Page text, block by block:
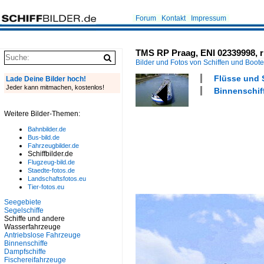
Forum Kontakt Impressum
TMS RP Praag, ENI
Bilder und Fotos von Schiffen und
Flüsse und
Lade Deine Bilder hoch!
Jeder kann mitmachen, kostenlos!
Weitere Bilder-Themen:
Bahnbilder.de
Bus-bild.de
Fahrzeugbilder.de
Schiffbilder.de
Flugzeug-bild.de
Staedte-fotos.de
Landschaftsfotos.eu
Tier-fotos.eu
Seegebiete
Segelschiffe
Schiffe und andere
Wasserfahrzeuge
Antriebslose Fahrzeuge
Binnenschiffe
Dampfschiffe
Fischereifahrzeuge